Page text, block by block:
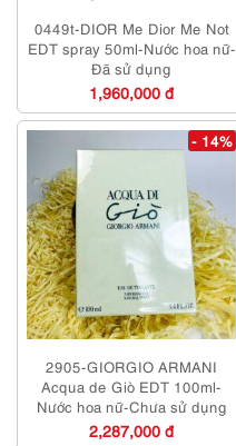
0449t-DIOR Me Dior Me Not
EDT spray 50ml-Nước hoa nữ-
Đã sử dụng
1,960,000 đ
- 14%
2905-GIORGIO ARMANI
Acqua de Giò EDT 100ml-
Nước hoa nữ-Chưa sử dụng
2,287,000 đ